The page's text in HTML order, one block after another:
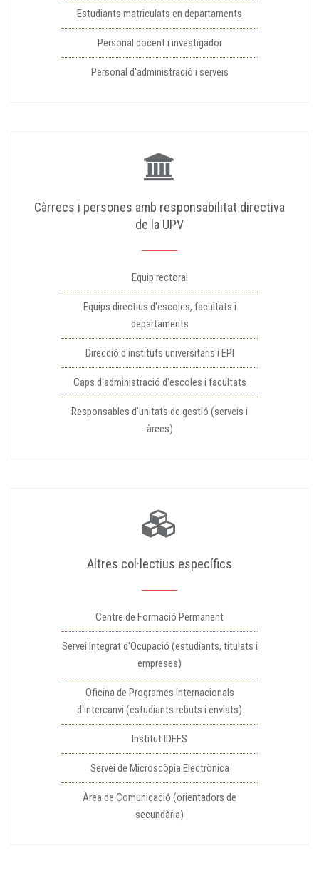
Estudiants matriculats en departaments
Personal docent i investigador
Personal d'administració i serveis
Càrrecs i persones amb responsabilitat directiva
de la UPV
Equip rectoral
Equips directius d'escoles, facultats i
departaments
Direcció d'instituts universitaris i EPI
Caps d'administració d'escoles i facultats
Responsables d'unitats de gestió (serveis i
àrees)
Altres col·lectius específics
Centre de Formació Permanent
Servei Integrat d'Ocupació (estudiants, titulats i
empreses)
Oficina de Programes Internacionals
d'Intercanvi (estudiants rebuts i enviats)
Institut IDEES
Servei de Microscòpia Electrònica
Àrea de Comunicació (orientadors de
secundària)